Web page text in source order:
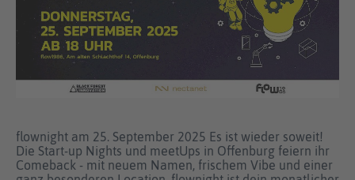
flownight am 25. September 2025 Es ist wieder soweit!
Die Start-up Nights und meetUps in Offenburg feiern ihr
Comeback - mit neuem Namen, frischem Vibe und einer